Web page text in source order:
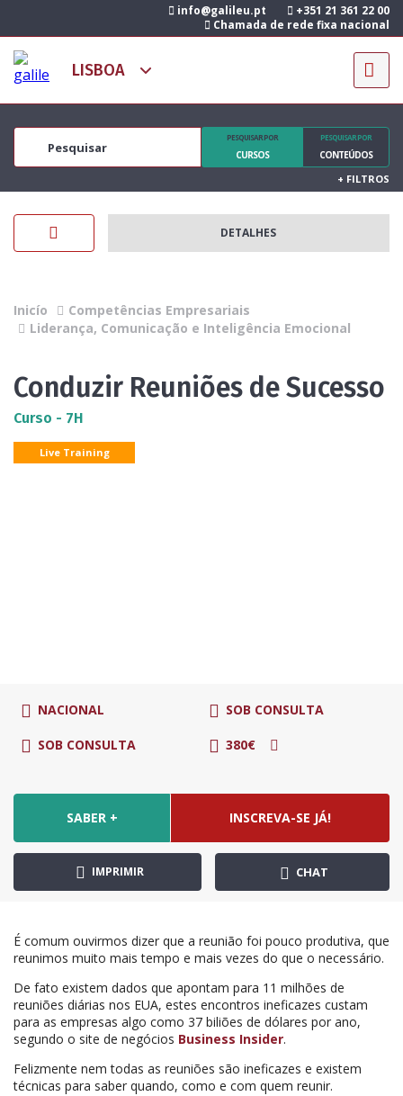
info@galileu.pt
+351 21 361 22 00
Chamada de rede fixa nacional
PESQUISAR POR
CURSOS
PESQUISAR POR
CONTEÚDOS
+ FILTROS
DETALHES
Inicío
Competências Empresariais
Liderança, Comunicação e Inteligência Emocional
Conduzir Reuniões de Sucesso
Curso - 7H
Live Training
NACIONAL SOB CONSULTA
SOB CONSULTA 380€
SABER + INSCREVA-SE JÁ!
IMPRIMIR CHAT
É comum ouvirmos dizer que a reunião foi pouco produtiva, que
reunimos muito mais tempo e mais vezes do que o necessário.
De fato existem dados que apontam para 11 milhões de
reuniões diárias nos EUA, estes encontros ineficazes custam
para as empresas algo como 37 biliões de dólares por ano,
segundo o site de negócios Business Insider.
Felizmente nem todas as reuniões são ineficazes e existem
técnicas para saber quando, como e com quem reunir.